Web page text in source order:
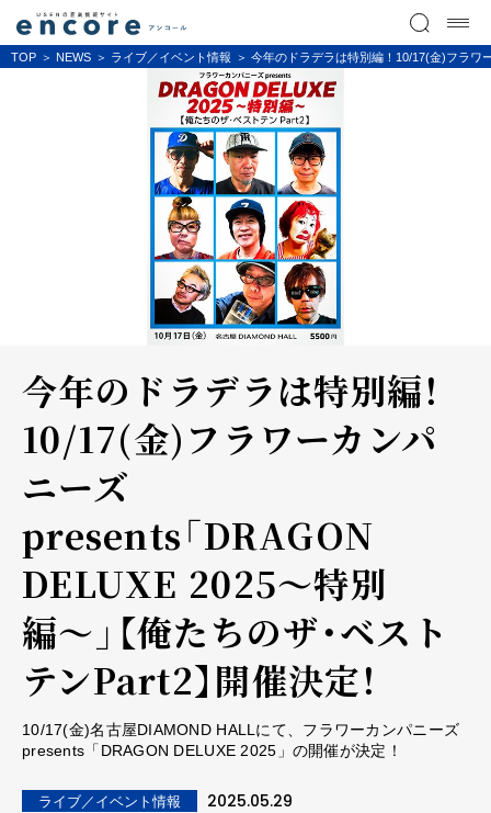
TOP NEWS ライブ／イベント情報 今年のドラデラは特別編！10/17(金)フラワ
今年のドラデラは特別編！
10/17(金)フラワーカンパ
ニーズ
presents「DRAGON
DELUXE 2025〜特別
編〜」【俺たちのザ・ベスト
テンPart2】開催決定！
10/17(金)名古屋DIAMOND HALLにて、フラワーカンパニーズ
presents「DRAGON DELUXE 2025」の開催が決定！
ライブ／イベント情報 2025.05.29